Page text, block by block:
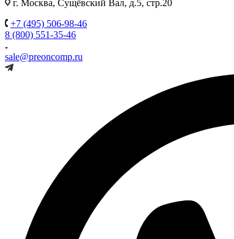
г. Москва, Сущёвский Вал, д.5, стр.20
+7 (495) 506-98-46
8 (800) 551-35-46
sale@preoncomp.ru